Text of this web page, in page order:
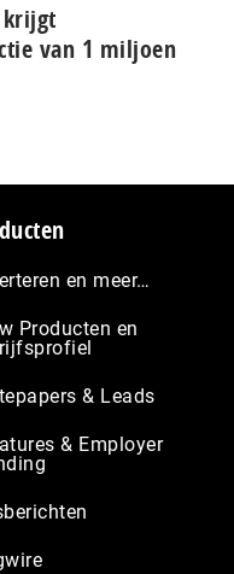
krijgt
van 1 miljoen
en meer…
Producten en
& Leads
& Employer